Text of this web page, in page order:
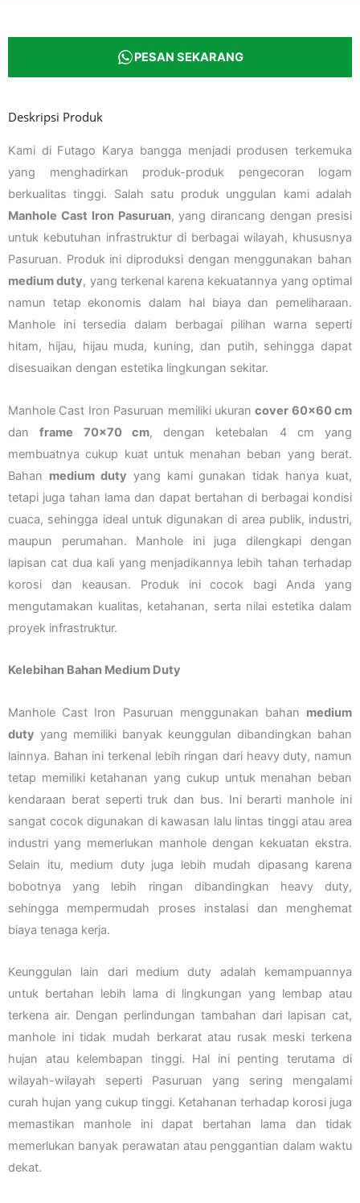
PESAN SEKARANG
Deskripsi Produk
Kami di Futago Karya bangga menjadi produsen terkemuka
yang menghadirkan produk-produk pengecoran logam
berkualitas tinggi. Salah satu produk unggulan kami adalah
Manhole Cast Iron Pasuruan, yang dirancang dengan presisi
untuk kebutuhan infrastruktur di berbagai wilayah, khususnya
Pasuruan. Produk ini diproduksi dengan menggunakan bahan
medium duty, yang terkenal karena kekuatannya yang optimal
namun tetap ekonomis dalam hal biaya dan pemeliharaan.
Manhole ini tersedia dalam berbagai pilihan warna seperti
hitam, hijau, hijau muda, kuning, dan putih, sehingga dapat
disesuaikan dengan estetika lingkungan sekitar.
Manhole Cast Iron Pasuruan memiliki ukurancover 60×60 cm
danframe 70×70 cm, dengan ketebalan 4 cm yang
membuatnya cukup kuat untuk menahan beban yang berat.
Bahan medium duty yang kami gunakan tidak hanya kuat,
tetapi juga tahan lama dan dapat bertahan di berbagai kondisi
cuaca, sehingga ideal untuk digunakan di area publik, industri,
maupun perumahan. Manhole ini juga dilengkapi dengan
lapisan cat dua kali yang menjadikannya lebih tahan terhadap
korosi dan keausan. Produk ini cocok bagi Anda yang
mengutamakan kualitas, ketahanan, serta nilai estetika dalam
proyek infrastruktur.
Kelebihan Bahan Medium Duty
Manhole Cast Iron Pasuruan menggunakan bahan medium
duty yang memiliki banyak keunggulan dibandingkan bahan
lainnya. Bahan ini terkenal lebih ringan dari heavy duty, namun
tetap memiliki ketahanan yang cukup untuk menahan beban
kendaraan berat seperti truk dan bus. Ini berarti manhole ini
sangat cocok digunakan di kawasan lalu lintas tinggi atau area
industri yang memerlukan manhole dengan kekuatan ekstra.
Selain itu, medium duty juga lebih mudah dipasang karena
bobotnya yang lebih ringan dibandingkan heavy duty,
sehingga mempermudah proses instalasi dan menghemat
biaya tenaga kerja.
Keunggulan lain dari medium duty adalah kemampuannya
untuk bertahan lebih lama di lingkungan yang lembap atau
terkena air. Dengan perlindungan tambahan dari lapisan cat,
manhole ini tidak mudah berkarat atau rusak meski terkena
hujan atau kelembapan tinggi. Hal ini penting terutama di
wilayah-wilayah seperti Pasuruan yang sering mengalami
curah hujan yang cukup tinggi. Ketahanan terhadap korosi juga
memastikan manhole ini dapat bertahan lama dan tidak
memerlukan banyak perawatan atau penggantian dalam waktu
dekat.